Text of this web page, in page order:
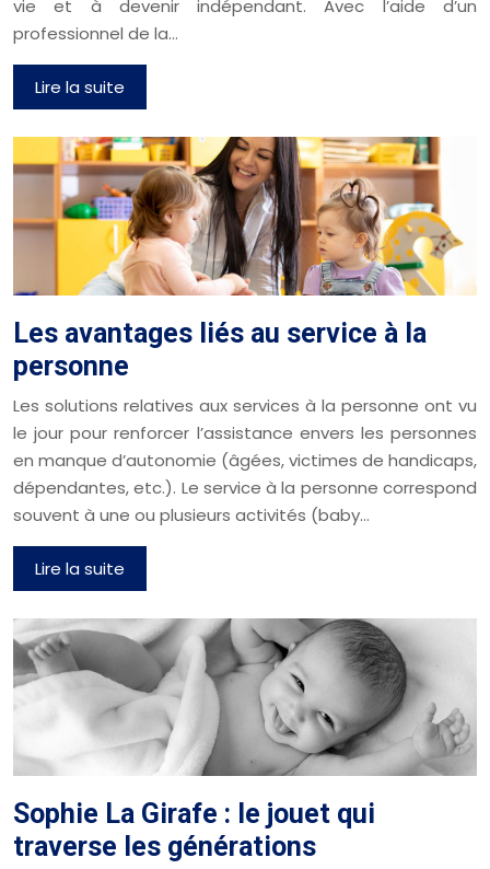
vie et à devenir indépendant. Avec l’aide d’un
professionnel de la…
Lire la suite
Les avantages liés au service à la
personne
Les solutions relatives aux services à la personne ont vu
le jour pour renforcer l’assistance envers les personnes
en manque d’autonomie (âgées, victimes de handicaps,
dépendantes, etc.). Le service à la personne correspond
souvent à une ou plusieurs activités (baby…
Lire la suite
Sophie La Girafe : le jouet qui
traverse les générations